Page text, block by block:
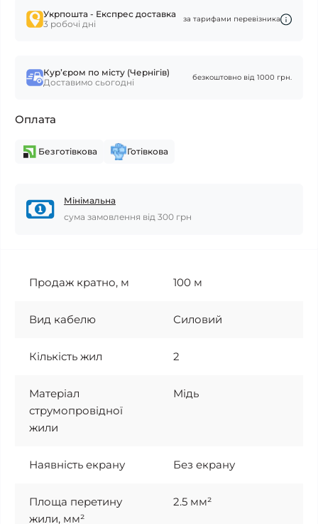
Укрпошта - Експрес доставка
3 робочі дні
за тарифами перевізника
Курʼєром по місту (Чернігів)
Доставимо сьогодні
безкоштовно від 1000 грн.
Оплата
Безготівкова Готівкова
Мінімальна
сума замовлення від 300 грн
Продаж кратно, м 100 м
Вид кабелю Силовий
Кількість жил 2
Матеріал
струмопровідної
жили
Мідь
Наявність екрану Без екрану
Площа перетину
жили, мм²
2.5 мм²